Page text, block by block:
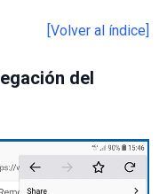
[Volver al índice]
del